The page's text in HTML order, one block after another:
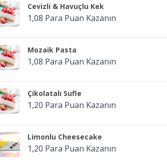
Cevizli & Havuçlu Kek
1,08 Para Puan Kazanın
Mozaik Pasta
1,08 Para Puan Kazanın
Çikolatalı Sufle
1,20 Para Puan Kazanın
Limonlu Cheesecake
1,20 Para Puan Kazanın